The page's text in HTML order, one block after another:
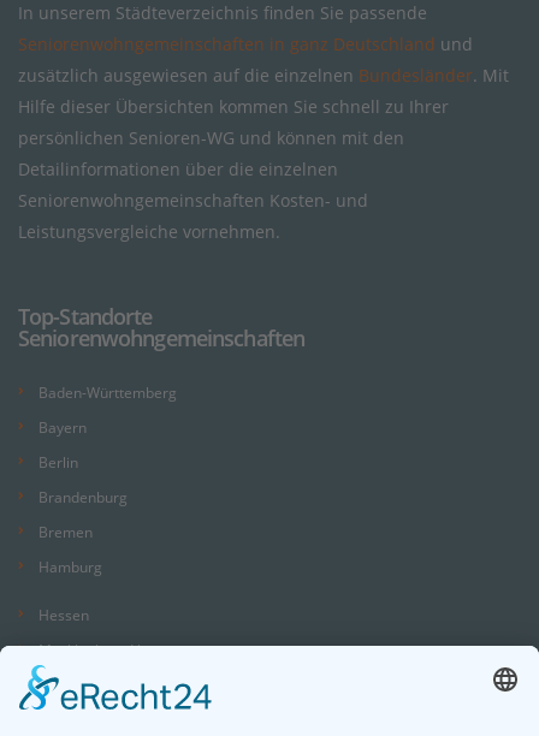
In unserem Städteverzeichnis finden Sie passende
Seniorenwohngemeinschaften in ganz Deutschland und
zusätzlich ausgewiesen auf die einzelnen Bundesländer. Mit
Hilfe dieser Übersichten kommen Sie schnell zu Ihrer
persönlichen Senioren-WG und können mit den
Detailinformationen über die einzelnen
Seniorenwohngemeinschaften Kosten- und
Leistungsvergleiche vornehmen.
Top-Standorte
Seniorenwohngemeinschaften
Baden-Württemberg
Bayern
Berlin
Brandenburg
Bremen
Hamburg
Hessen
Mecklenburg-Vorpommern
Niedersachsen